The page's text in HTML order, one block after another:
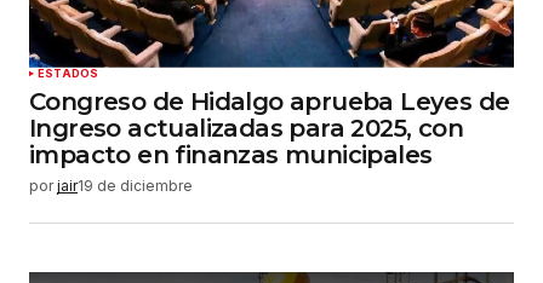
ESTADOS
Congreso de Hidalgo aprueba Leyes de
Ingreso actualizadas para 2025, con
impacto en finanzas municipales
por jair19 de diciembre